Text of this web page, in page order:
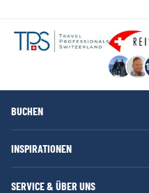
BUCHEN
INSPIRATIONEN
SERVICE & ÜBER UNS